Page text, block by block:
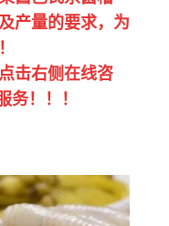
量的要求，为
击右侧在线咨
务！！！